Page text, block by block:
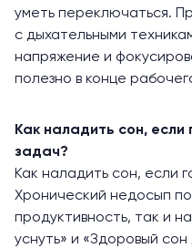
уметь переключаться.
с дыхательными
напряжение и
полезно в конце
Как наладить сон,
задач?
Как наладить сон, если
Хронический недосып
продуктивность, так и
уснуть» и «Здоровый